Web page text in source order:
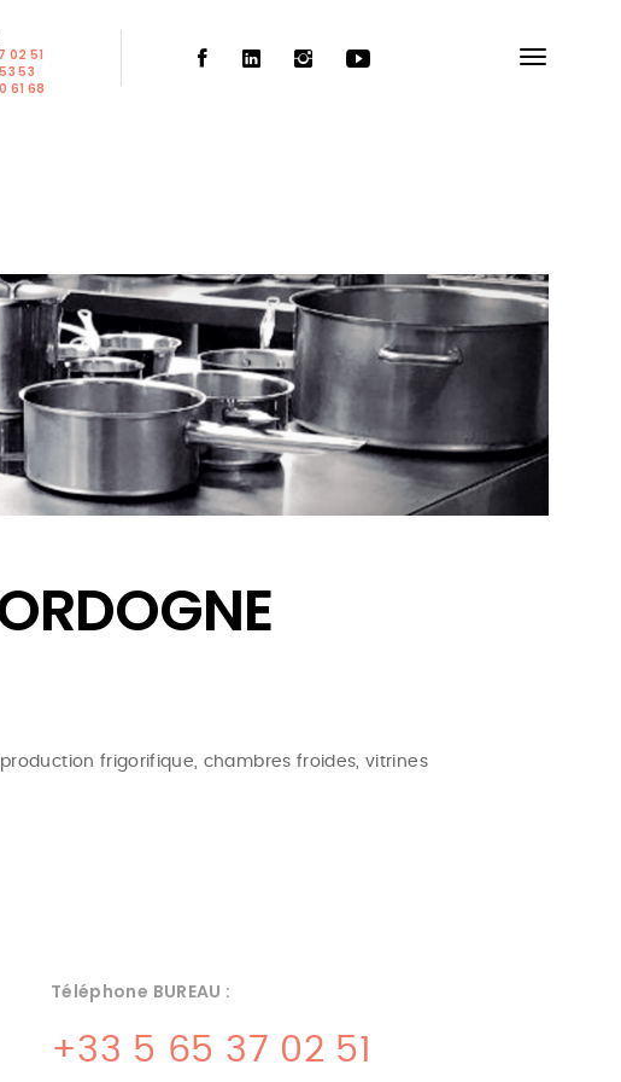
02 51
53
61 68
frigorifique, chambres froides, vitrines
Téléphone BUREAU :
+33 5 65 37 02 51